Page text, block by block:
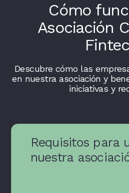
Cómo
Asociación
Descubre cómo las
en nuestra asociación y
iniciativas y
Requisitos para
nuestra